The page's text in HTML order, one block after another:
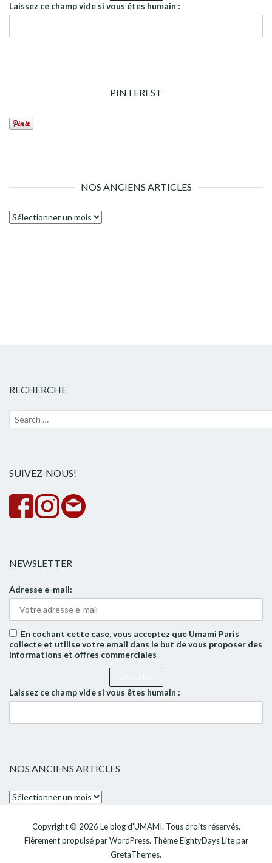
Laissez ce champ vide si vous êtes humain :
PINTEREST
NOS ANCIENS ARTICLES
Nos
RECHERCHE
Recherche
SUIVEZ-NOUS!
NEWSLETTER
Adresse e-mail:
En cochant cette case, vous acceptez que Umami Paris
collecte et utilise votre email dans le but de vous proposer des
informations et offres commerciales
Laissez ce champ vide si vous êtes humain :
NOS ANCIENS ARTICLES
Nos
articlesCopyright © 2026 Le blog d'UMAMI. Tous droits réservés.
Fièrement propulsé parWordPress. ThèmeEightyDays Litepar
GretaThemes.